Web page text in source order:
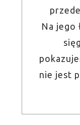
Na jego
nie jest